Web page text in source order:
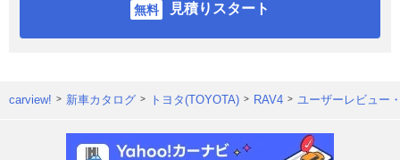
見積りスタート
carview! 新車カタログ トヨタ(TOYOTA) RAV4 ユーザーレビュー